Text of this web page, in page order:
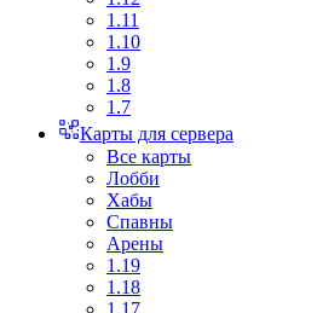
1.11
1.10
1.9
1.8
1.7
Карты для сервера
Все карты
Лобби
Хабы
Спавны
Арены
1.19
1.18
1.17